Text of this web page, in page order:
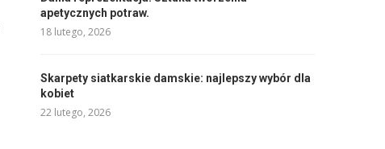
apetycznych potraw.
18 lutego, 2026
Skarpety siatkarskie damskie: najlepszy wybór dla
kobiet
22 lutego, 2026